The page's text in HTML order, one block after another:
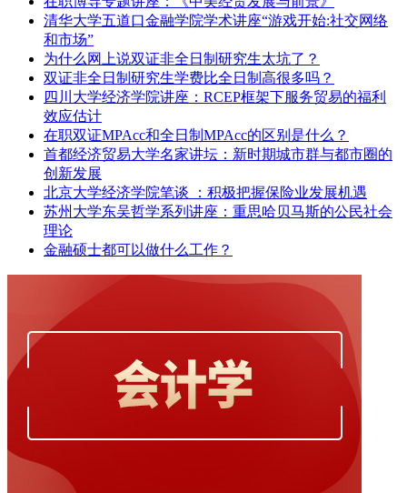
清华大学五道口金融学院学术讲座“游戏开始:社交网络
和市场”
为什么网上说双证非全日制研究生太坑了？
双证非全日制研究生学费比全日制高很多吗？
四川大学经济学院讲座：RCEP框架下服务贸易的福利
效应估计
在职双证MPAcc和全日制MPAcc的区别是什么？
首都经济贸易大学名家讲坛：新时期城市群与都市圈的
创新发展
北京大学经济学院笔谈 ：积极把握保险业发展机遇
苏州大学东吴哲学系列讲座：重思哈贝马斯的公民社会
理论
金融硕士都可以做什么工作？